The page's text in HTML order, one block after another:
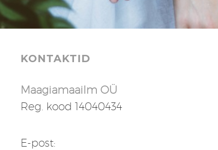
KONTAKTID
Maagiamaailm OÜ
Reg. kood 14040434
E-post: